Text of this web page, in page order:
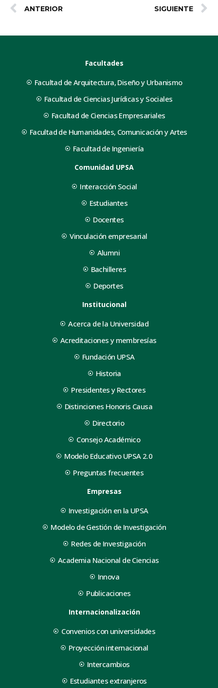
ANTERIOR SIGUIENTE
Facultades
Facultad de Arquitectura, Diseño y Urbanismo
Facultad de Ciencias Jurídicas y Sociales
Facultad de Ciencias Empresariales
Facultad de Humanidades, Comunicación y Artes
Facultad de Ingeniería
Comunidad UPSA
Interacción Social
Estudiantes
Docentes
Vinculación empresarial
Alumni
Bachilleres
Deportes
Institucional
Acerca de la Universidad
Acreditaciones y membresías
Fundación UPSA
Historia
Presidentes y Rectores
Distinciones Honoris Causa
Directorio
Consejo Académico
Modelo Educativo UPSA 2.0
Preguntas frecuentes
Empresas
Investigación en la UPSA
Modelo de Gestión de Investigación
Redes de Investigación
Academia Nacional de Ciencias
Innova
Publicaciones
Internacionalización
Convenios con universidades
Proyección internacional
Intercambios
Estudiantes extranjeros